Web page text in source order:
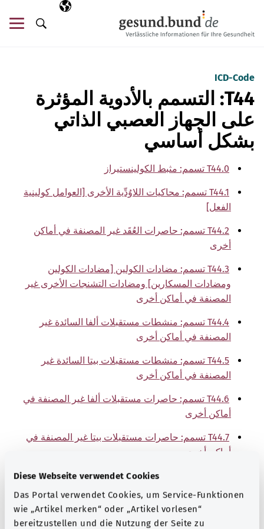
Diese Webseite verwendet Cookies
Das Portal verwendet Cookies, um Service-Funktionen
wie „Artikel merken“ oder „Artikel vorlesen“
bereitzustellen und die Nutzung der Seite zu
اللغة المختارة
AR
البحث
ICD-Code
T44: التسمم بالأدوية المؤثرة
على الجهاز العصبي الذاتي
بشكل أساسي
T44.0 تسمم: مثبط الكولينستيراز
T44.1 تسمم: محاكيات اللاوُدِّية الأخرى [العوامل كولينية
الفعل]
T44.2 تسمم: حاصرات العُقَد غير المصنفة في أماكن
أخرى
T44.3 تسمم: مضادات الكولين [مضادات الكولين
ومضادات المسكارين] ومضادات التشنجات الأخرى غير
المصنفة في أماكن أخرى
T44.4 تسمم: منشطات مستقبلات ألفا السائدة غير
المصنفة في أماكن أخرى
T44.5 تسمم: منشطات مستقبلات بيتا السائدة غير
المصنفة في أماكن أخرى
T44.6 تسمم: حاصرات مستقبلات ألفا غير المصنفة في
أماكن أخرى
T44.7 تسمم: حاصرات مستقبلات بيتا غير المصنفة في
أماكن أخرى
T44.8 تسمم: حاصرات العصبونات الأدرينالية مركزية
التأثير غير المصنفة في أماكن أخرى
T44.9 تسمم: أدوية أخرى غير محددة تقريبًا مؤثرة على